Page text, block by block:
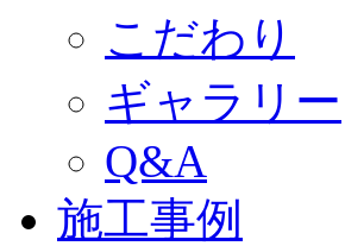
こだわり
ギャラリー
Q&A
施工事例